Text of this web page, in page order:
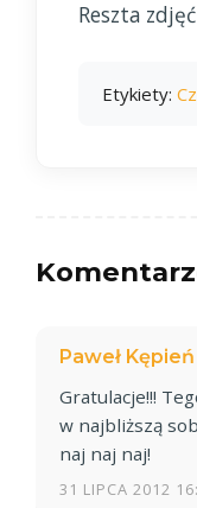
Reszta
Etykiety:
Paweł Kępień
Gratulacje!!!
w najbliższą
naj naj naj!
31 LIPCA 2012